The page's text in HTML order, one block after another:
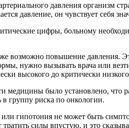
давления организм
давление, он чувствует себя
цифры, больному
возможно повышение давления.
нужно вызывать врача или
высокого до критически
медицины было установлено, что
в группу риска по онкологии.
гипотония не может быть
тратить силы впустую, и это